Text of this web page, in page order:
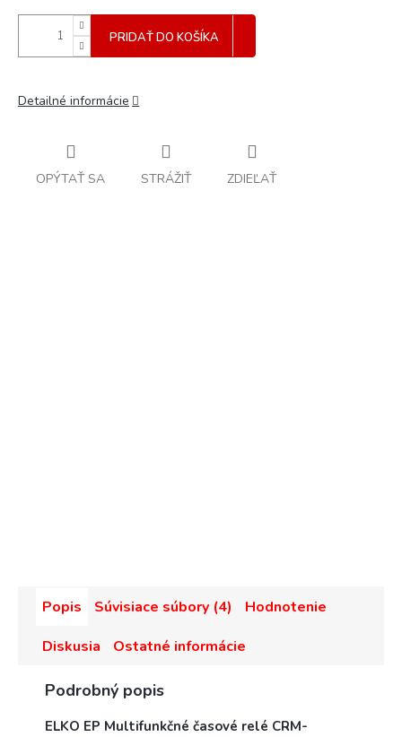
PRIDAŤ DO KOŠÍKA
Detailné informácie
OPÝTAŤ SA STRÁŽIŤ ZDIEĽAŤ
Popis Súvisiace súbory (4)
Hodnotenie
Diskusia
Ostatné informácie
Podrobný popis
ELKO EP Multifunkčné časové relé CRM-